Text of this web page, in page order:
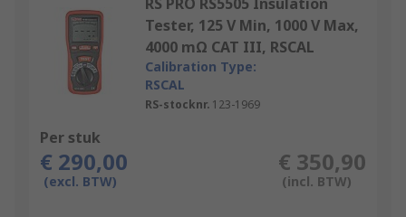
RS PRO RS5505 Insulation
Tester, 125 V Min, 1000 V Max,
4000 mΩ CAT III, RSCAL
Calibration Type:
RSCAL
RS-stocknr. 123-1969
Per stuk
€ 290,00
(excl. BTW)
€ 350,90
(incl. BTW)